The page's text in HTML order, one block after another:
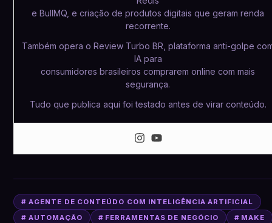
e BullMQ, e criação de produtos digitais que geram renda
recorrente.
Também opera o Review Turbo BR, plataforma anti-golpe
IA para
consumidores brasileiros comprarem online com mais
segurança.
Tudo que publica aqui foi testado antes de virar conteúdo.
# AGENTE DE CONTEÚDO COM INTELIGÊNCIA ARTIFICIAL
# AUTOMAÇÃO
# FERRAMENTAS DE NEGÓCIO
# MAKE